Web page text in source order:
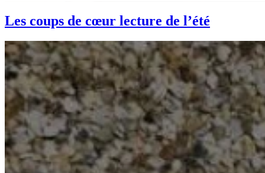
Les coups de cœur lecture de l’été